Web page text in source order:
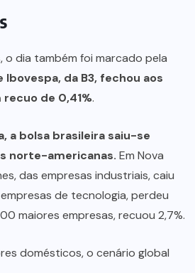
o dia também foi marcado pela
Ibovespa, da B3, fechou aos
recuo de 0,41%.
a bolsa brasileira saiu-se
norte-americanas. Em Nova
das empresas industriais, caiu
de tecnologia, perdeu
maiores empresas, recuou 2,7%.
domésticos, o cenário global